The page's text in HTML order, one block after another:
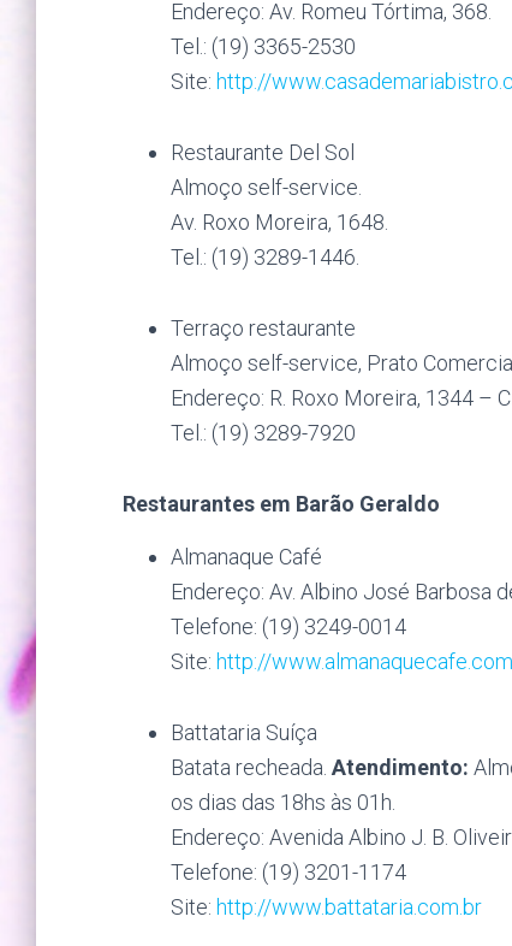
Endereço: Av. Romeu Tórtima, 368.
Tel.: (19) 3365-2530
Site: http://
Restaurante Del Sol
Almoço self-service.
Av. Roxo Moreira, 1648.
Tel.: (19) 3289-1446.
Terraço restaurante
Almoço self-service, Prato
Endereço: R. Roxo Moreira, 1344 –
Tel.: (19) 3289-7920
Restaurantes em Barão Geraldo
Almanaque Café
Endereço: Av. Albino José Barbosa
Telefone: (19) 3249-0014
Site: http://
Battataria Suíça
Batata recheada. Atendimento:
os dias das 18hs às 01h.
Endereço: Avenida Albino J. B.
Telefone: (19) 3201-1174
Site: http://www.battataria.com.br